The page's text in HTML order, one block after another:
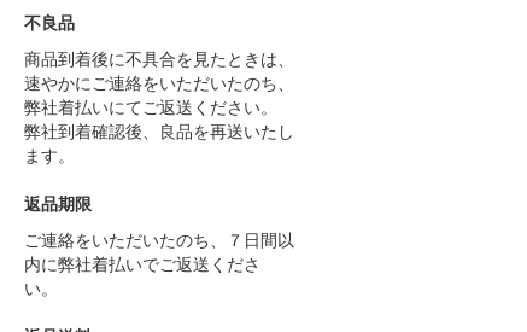
不良品
商品到着後に不具合を見たときは、
速やかにご連絡をいただいたのち、
弊社着払いにてご返送ください。
弊社到着確認後、良品を再送いたし
ます。
返品期限
ご連絡をいただいたのち、７日間以
内に弊社着払いでご返送くださ
い。